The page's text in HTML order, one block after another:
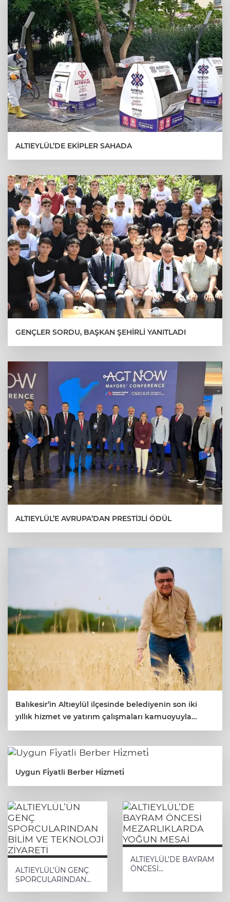
ALTIEYLÜL’DE EKİPLER SAHADA
GENÇLER SORDU, BAŞKAN ŞEHİRLİ YANITLADI
ALTIEYLÜL’E AVRUPA’DAN PRESTİJLİ ÖDÜL
Balıkesir’in Altıeylül ilçesinde belediyenin son iki
yıllık hizmet ve yatırım çalışmaları kamuoyuyla
paylaşıldı.
Uygun Fi̇yatli Berber Hi̇zmeti̇
ALTIEYLÜL’ÜN GENÇ
SPORCULARINDAN
ALTIEYLÜL’DE BAYRAM
ÖNCESİ